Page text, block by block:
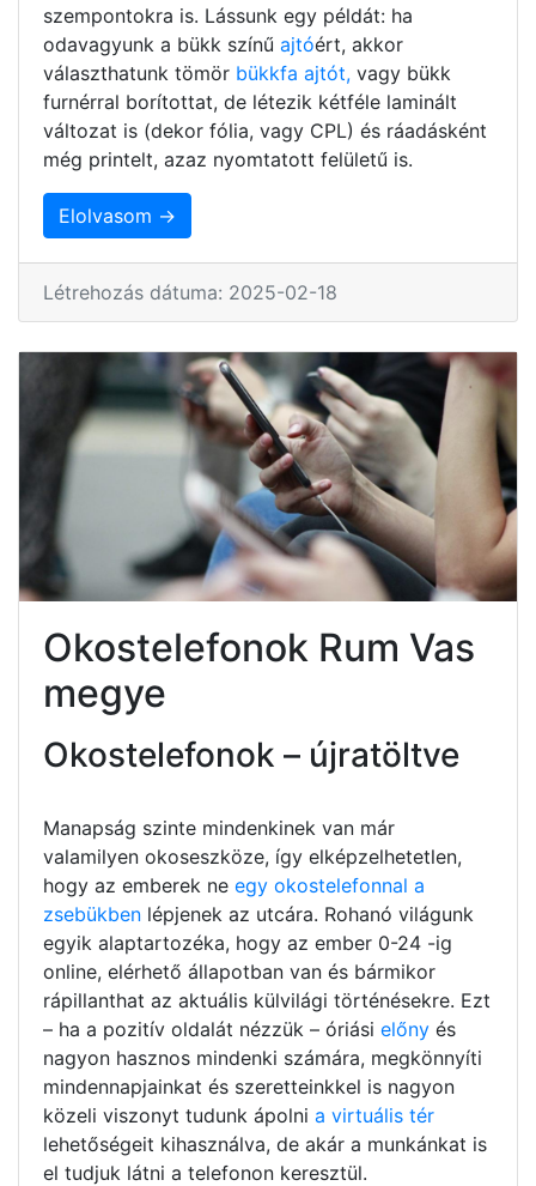
szempontokra is. Lássunk egy példát: ha
odavagyunk a bükk színű ajtóért, akkor
választhatunk tömör bükkfa ajtót, vagy bükk
furnérral borítottat, de létezik kétféle laminált
változat is (dekor fólia, vagy CPL) és ráadásként
még printelt, azaz nyomtatott felületű is.
Elolvasom →
Létrehozás dátuma: 2025-02-18
Okostelefonok Rum Vas
megye
Okostelefonok – újratöltve
Manapság szinte mindenkinek van már
valamilyen okoseszköze, így elképzelhetetlen,
hogy az emberek ne egy okostelefonnal a
zsebükben lépjenek az utcára. Rohanó világunk
egyik alaptartozéka, hogy az ember 0-24 -ig
online, elérhető állapotban van és bármikor
rápillanthat az aktuális külvilági történésekre. Ezt
– ha a pozitív oldalát nézzük – óriási előny és
nagyon hasznos mindenki számára, megkönnyíti
mindennapjainkat és szeretteinkkel is nagyon
közeli viszonyt tudunk ápolni a virtuális tér
lehetőségeit kihasználva, de akár a munkánkat is
el tudjuk látni a telefonon keresztül.